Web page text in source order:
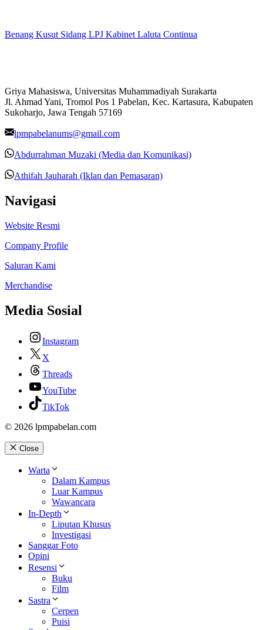
Benang Kusut Sidang LPJ Kabinet Laluta Continua
Griya Mahasiswa, Universitas Muhammadiyah Surakarta
Jl. Ahmad Yani, Tromol Pos 1 Pabelan, Kec. Kartasura, Kabupaten
Sukoharjo, Jawa Tengah 57169
lpmpabelanums@gmail.com
Abdurrahman Muzaki (Media dan Komunikasi)
Athifah Jauharah (Iklan dan Pemasaran)
Navigasi
Website Resmi
Company Profile
Saluran Kami
Merchandise
Media Sosial
Instagram
X
Threads
YouTube
TikTok
© 2026 lpmpabelan.com
Close
Warta
Dalam Kampus
Luar Kampus
Wawancara
In-Depth
Liputan Khusus
Investigasi
Sanggar Foto
Opini
Resensi
Buku
Film
Sastra
Cerpen
Puisi